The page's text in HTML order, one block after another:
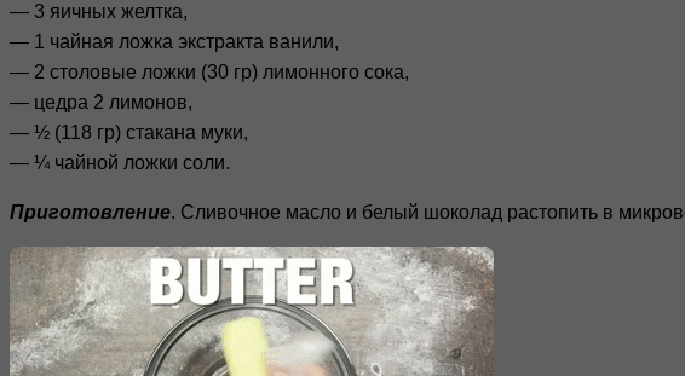
— 3 яичных желтка,
— 1 чайная ложка экстракта ванили,
— 2 столовые ложки (30 гр) лимонного сока,
— цедра 2 лимонов,
— ½ (118 гр) стакана муки,
— ¼ чайной ложки соли.
Приготовление. Сливочное масло и белый шоколад растопить в